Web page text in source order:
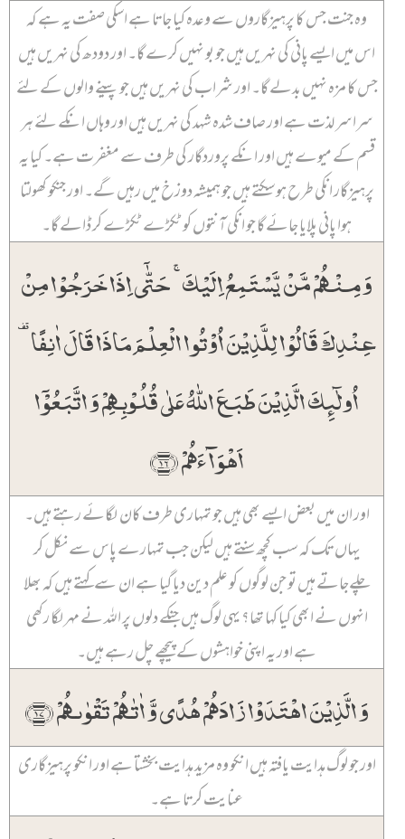
وہ جنت جس کا پرہیزگاروں سے وعدہ کیا جاتا ہے اسکی صفت یہ ہے کہ
اس میں ایسے پانی کی نہریں ہیں جو بو نہیں کرے گا۔ اور دودھ کی نہریں ہیں
جس کا مزہ نہیں بدلے گا۔ اور شراب کی نہریں ہیں جو پینے والوں کے لئے
سراسر لذت ہے اور صاف شدہ شہد کی نہریں ہیں اور وہاں انکے لئے ہر
قسم کے میوے ہیں اور انکے پروردگار کی طرف سے مغفرت ہے۔ کیا یہ
پرہیزگار انکی طرح ہو سکتے ہیں جو ہمیشہ دوزخ میں رہیں گے۔ اور جنکو کھولتا
ہوا پانی پلایا جائے گا جو انکی آنتوں کو ٹکڑے ٹکڑے کر ڈالے گا۔
وَ مِنۡہُمۡ مَّنۡ یَّسۡتَمِعُ اِلَیۡکَ ۚ حَتّٰۤی اِذَا خَرَجُوۡا مِنۡ
عِنۡدِکَ قَالُوۡا لِلَّذِیۡنَ اُوۡتُوا الۡعِلۡمَ مَاذَا قَالَ اٰنِفًا ۟
اُولٰٓئِکَ الَّذِیۡنَ طَبَعَ اللّٰہُ عَلٰی قُلُوۡبِہِمۡ وَ اتَّبَعُوۡۤا
اَہۡوَآءَہُمۡ ﴿۱۶﴾
اور ان میں بعض ایسے بھی ہیں جو تمہاری طرف کان لگائے رہتے ہیں۔
یہاں تک کہ سب کچھ سنتے ہیں لیکن جب تمہارے پاس سے نکل کر
چلےجاتے ہیں تو جن لوگوں کو علم دین دیا گیا ہے ان سے کہتے ہیں کہ بھلا
انہوں نے ابھی کیا کہا تھا؟ یہی لوگ ہیں جنکے دلوں پر اللہ نے مہر لگا رکھی
ہے اور یہ اپنی خواہشوں کے پیچھے چل رہے ہیں۔
وَ الَّذِیۡنَ اہۡتَدَوۡا زَادَہُمۡ ہُدًی وَّ اٰتٰہُمۡ تَقۡوٰىہُمۡ ﴿۱۷﴾
اور جو لوگ ہدایت یافتہ ہیں انکو وہ مزید ہدایت بخشتا ہے اور انکو پرہیزگاری
عنایت کرتا ہے۔